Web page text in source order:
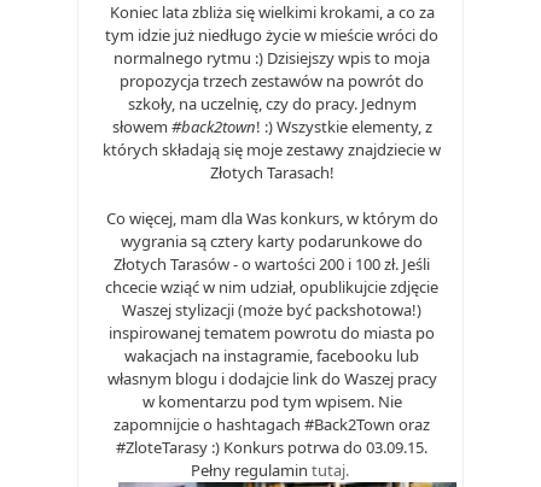
Koniec lata zbliża się wielkimi krokami, a co za
tym idzie już niedługo życie w mieście wróci do
normalnego rytmu :) Dzisiejszy wpis to moja
propozycja trzech zestawów na powrót do
szkoły, na uczelnię, czy do pracy. Jednym
słowem #back2town! :) Wszystkie elementy, z
których składają się moje zestawy znajdziecie w
Złotych Tarasach!
Co więcej, mam dla Was konkurs, w którym do
wygrania są cztery karty podarunkowe do
Złotych Tarasów - o wartości 200 i 100 zł. Jeśli
chcecie wziąć w nim udział, opublikujcie zdjęcie
Waszej stylizacji (może być packshotowa!)
inspirowanej tematem powrotu do miasta po
wakacjach na instagramie, facebooku lub
własnym blogu i dodajcie link do Waszej pracy
w komentarzu pod tym wpisem. Nie
zapomnijcie o hashtagach #Back2Town oraz
#ZloteTarasy :) Konkurs potrwa do 03.09.15.
Pełny regulamin tutaj.